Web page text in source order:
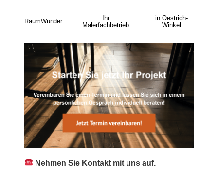
RaumWunder
Ihr
Malerfachbetrieb
in Oestrich-
Winkel
Nehmen Sie Kontakt mit uns auf.